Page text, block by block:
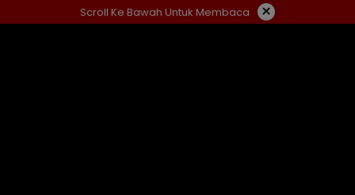
ke
Scroll Ke Bawah Untuk Membaca ×